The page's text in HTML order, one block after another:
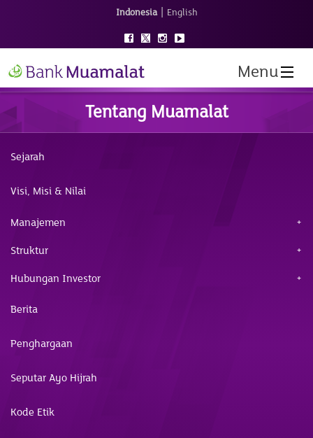
Indonesia | English
Menu
Tentang Muamalat
Sejarah
Visi, Misi & Nilai
Manajemen
Struktur
Hubungan Investor
Berita
Penghargaan
Seputar Ayo Hijrah
Kode Etik